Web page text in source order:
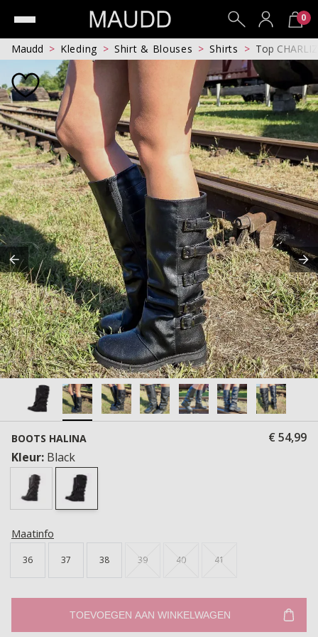
0
Maudd Kleding Shirt & Blouses Shirts Top
BOOTS HALINA
€ 54,99
Kleur: Black
Maatinfo
36 37 38 39 40 41
TOEVOEGEN AAN WINKELWAGEN